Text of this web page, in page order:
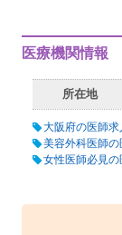
医療機関情報
所在地
大阪府の医師求
美容外科医師の
女性医師必見の